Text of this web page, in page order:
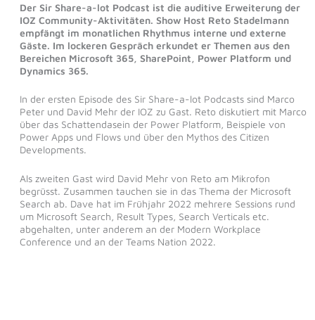
Der Sir Share-a-lot Podcast ist die auditive Erweiterung der
IOZ Community-Aktivitäten. Show Host Reto Stadelmann
empfängt im monatlichen Rhythmus interne und externe
Gäste. Im lockeren Gespräch erkundet er Themen aus den
Bereichen Microsoft 365, SharePoint, Power Platform und
Dynamics 365.
In der ersten Episode des Sir Share-a-lot Podcasts sind Marco
Peter und David Mehr der IOZ zu Gast. Reto diskutiert mit Marco
über das Schattendasein der Power Platform, Beispiele von
Power Apps und Flows und über den Mythos des Citizen
Developments.
Als zweiten Gast wird David Mehr von Reto am Mikrofon
begrüsst. Zusammen tauchen sie in das Thema der Microsoft
Search ab. Dave hat im Frühjahr 2022 mehrere Sessions rund
um Microsoft Search, Result Types, Search Verticals etc.
abgehalten, unter anderem an der Modern Workplace
Conference und an der Teams Nation 2022.